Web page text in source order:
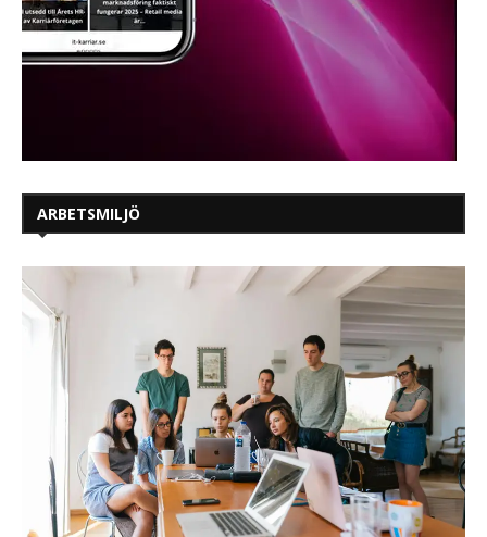
ARBETSMILJÖ